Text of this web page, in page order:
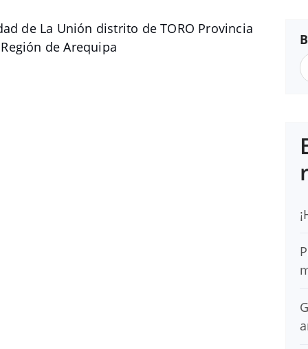
de La Unión distrito de TORO Provincia
de Arequipa